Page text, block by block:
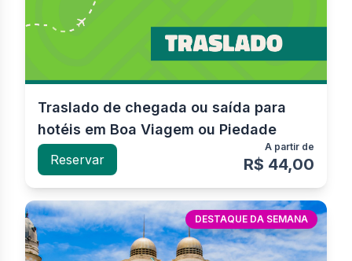
Traslado de chegada ou saída para
hotéis em Boa Viagem ou Piedade
Reservar
A partir de
R$ 44,00
DESTAQUE DA SEMANA